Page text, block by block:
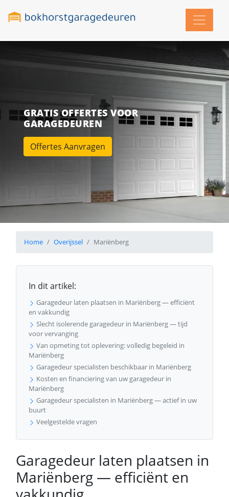
GRATIS OFFERTES VOOR
GARAGEDEUREN
Offertes Aanvragen
Home Overijssel Mariënberg
In dit artikel:
Garagedeur laten plaatsen in Mariënberg — efficiënt
en vakkundig
Slecht isolerende garagedeur in Mariënberg — tijd
voor vervanging
Van opmeting tot oplevering: volledig begeleid in
Mariënberg
Garagedeur specialisten beschikbaar in Mariënberg
Kosten en financiering van uw garagedeur in
Mariënberg
Garagedeur specialisten in Mariënberg — actief in uw
buurt
Veelgestelde vragen
Garagedeur laten plaatsen in
Mariënberg — efficiënt en